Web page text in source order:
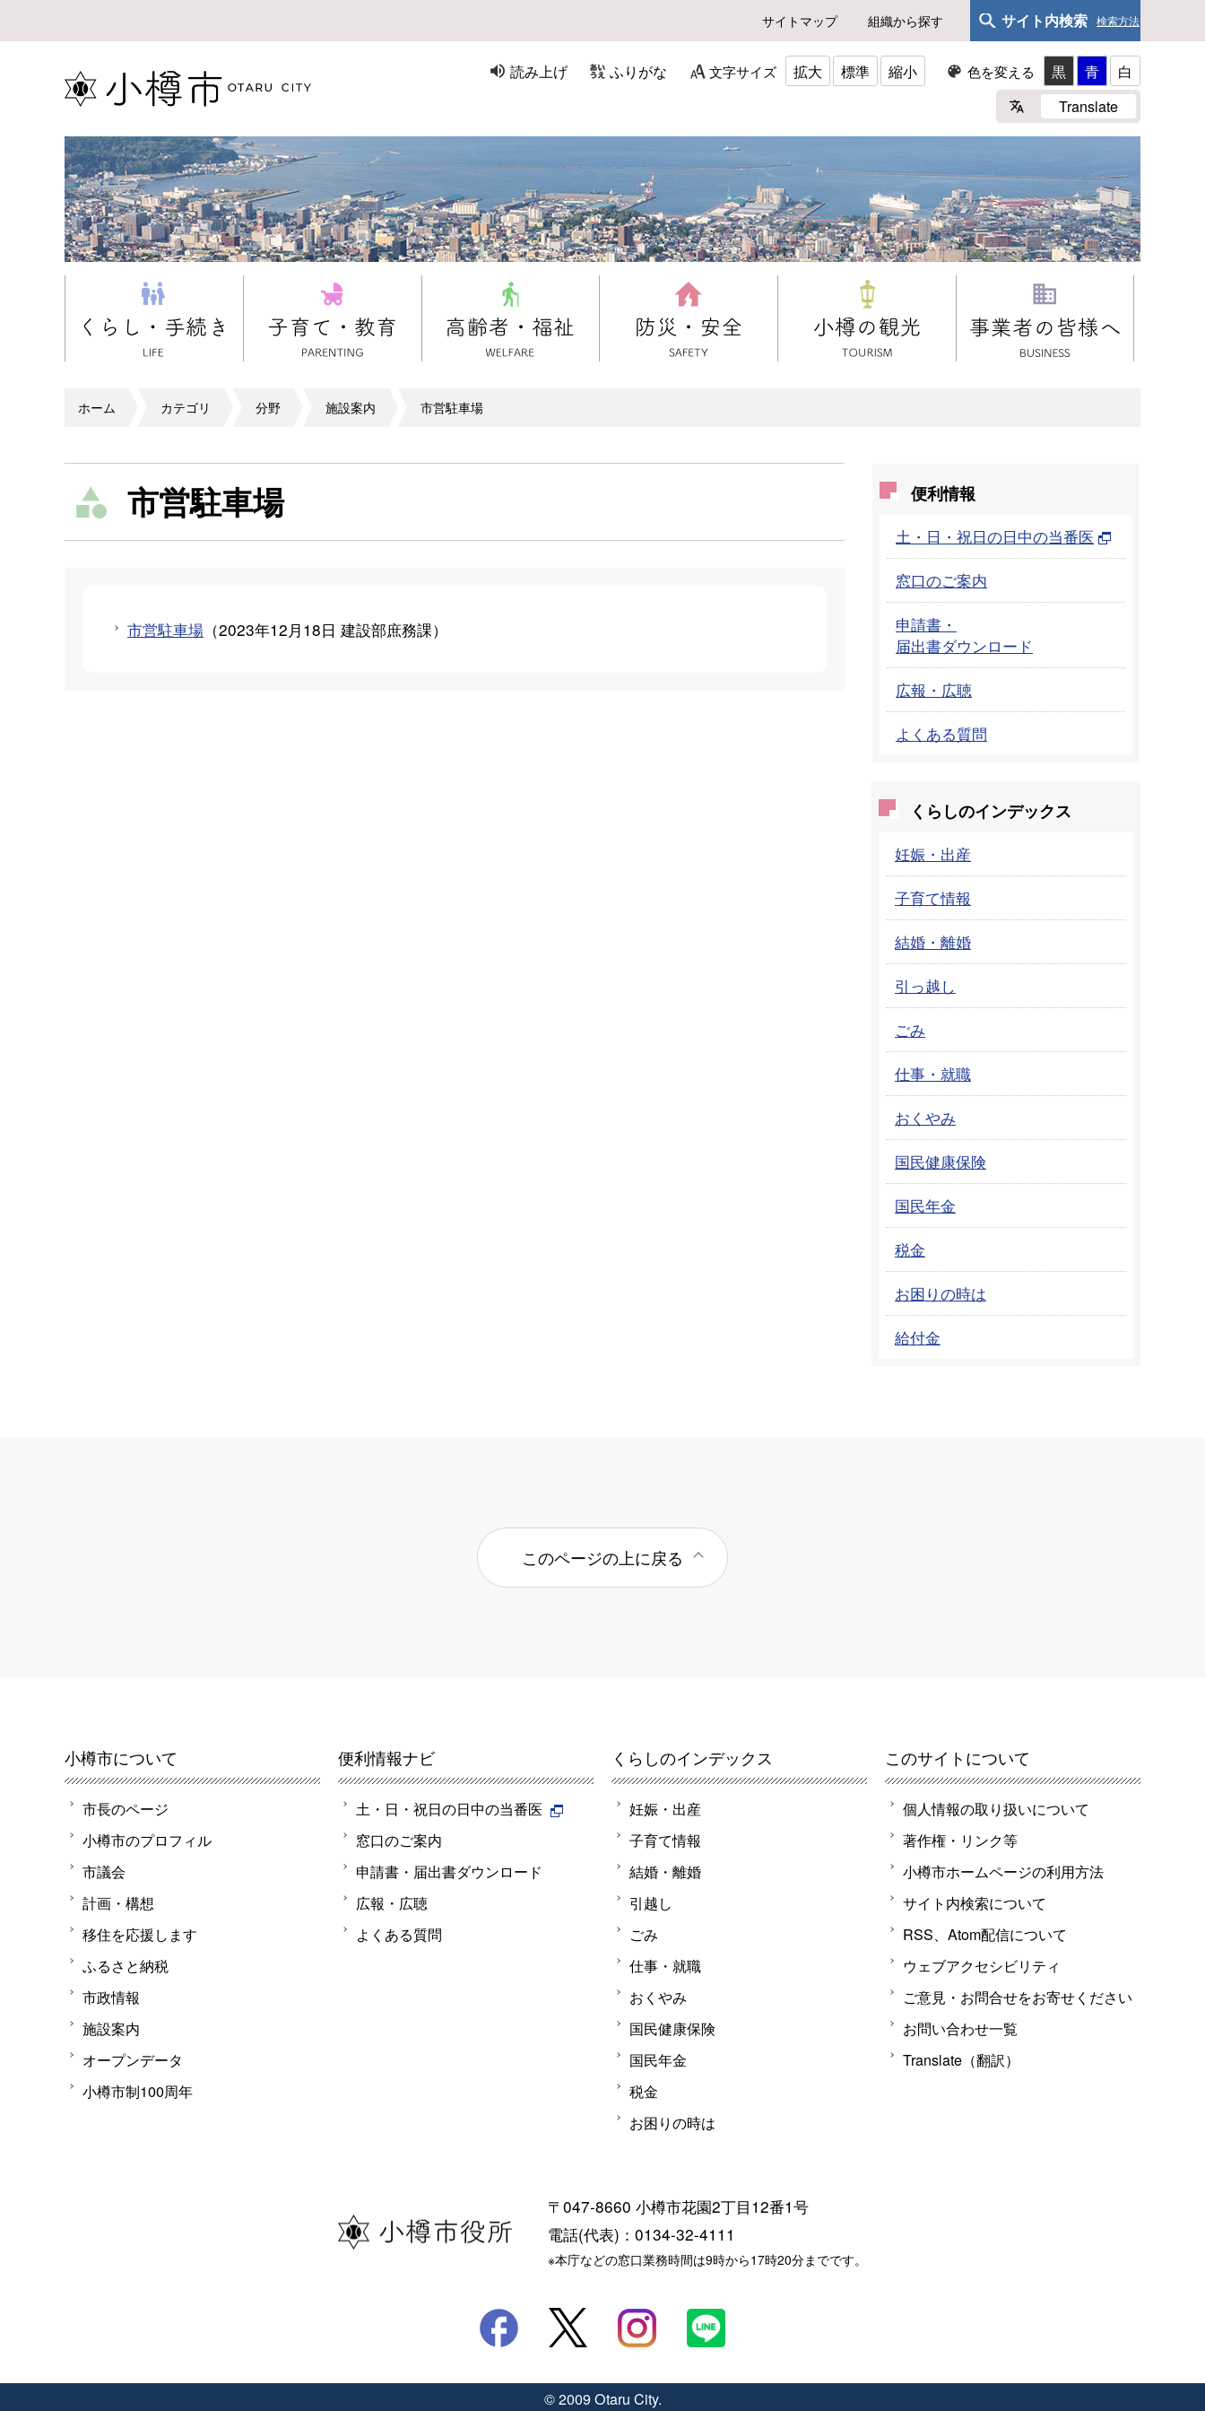
サイトマップ 組織から探す サイト内検索 検索方法
読み上げ ふりがな 文字サイズ 拡大 標準 縮小 色を変える 黒 青
白
Translate
ホーム カテゴリ 分野 施設案内 市営駐車場
市営駐車場
市営駐車場 （2023年12月18日 建設部庶務課）
便利情報
土・日・祝日の日中の当番医
窓口のご案内
申請書・
届出書ダウンロード
広報・広聴
よくある質問
くらしのインデックス
妊娠・出産
子育て情報
結婚・離婚
引っ越し
ごみ
仕事・就職
おくやみ
国民健康保険
国民年金
税金
お困りの時は
給付金
このページの上に戻る
小樽市について
市長のページ
小樽市のプロフィル
市議会
計画・構想
移住を応援します
ふるさと納税
市政情報
施設案内
オープンデータ
小樽市制100周年
便利情報ナビ
土・日・祝日の日中の当番医
窓口のご案内
申請書・届出書ダウンロード
広報・広聴
よくある質問
くらしのインデックス
妊娠・出産
子育て情報
結婚・離婚
引越し
ごみ
仕事・就職
おくやみ
国民健康保険
国民年金
税金
お困りの時は
このサイトについて
個人情報の取り扱いについて
著作権・リンク等
小樽市ホームページの利用方法
サイト内検索について
RSS、Atom配信について
ウェブアクセシビリティ
ご意見・お問合せをお寄せください
お問い合わせ一覧
Translate（翻訳）
〒047-8660 小樽市花園2丁目12番1号
電話(代表)：0134-32-4111
※本庁などの窓口業務時間は9時から17時20分までです。
© 2009 Otaru City.